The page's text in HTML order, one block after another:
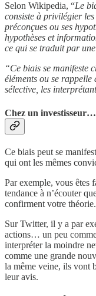
Selon Wikipedia, “Le
consiste à privilégier
préconçues ou ses
hypothèses et
ce qui se traduit par
“Ce biais se manifeste
éléments ou se
sélective, les
Chez un investisseur…
Ce biais peut se
qui ont les mêmes
Par exemple, vous êtes
tendance à n’écouter
confirment votre théorie.
Sur Twitter, il y a par
actions… un peu
interpréter la moindre
comme une grande
la même veine, ils vont
leur avis.